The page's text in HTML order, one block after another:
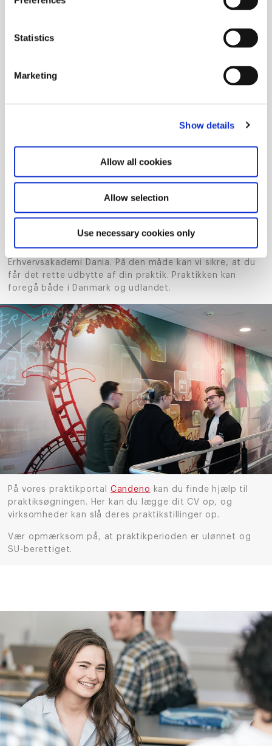
Statistics
Marketing
Show details
Allow all cookies
Allow selection
Use necessary cookies only
kommer hen. Du lærer at omsætte teori til praksis og får
Du kan komme i praktik i mange forskellige brancher –
Praktikken giver dig ikke bare erfaring – den styrker
Hvordan finder du en praktikplads som
markedsføringsøkonom?
praktikvejleder, der passer til dine ønsker. Sammen med
din praktikvirksomhed sætter i rammerne for din
fremtidige praktikperiode.
Alle virksomheder og praktikaftaler bliver godkendt af
Erhvervsakademi Dania. På den måde kan vi sikre, at du
får det rette udbytte af din praktik. Praktikken kan
foregå både i Danmark og udlandet.
På vores praktikportal Candeno
kan du finde hjælp til
praktiksøgningen. Her kan du lægge dit CV op, og
virksomheder kan slå deres praktikstillinger op.
Vær opmærksom på, at praktikperioden er ulønnet og
SU-berettiget.